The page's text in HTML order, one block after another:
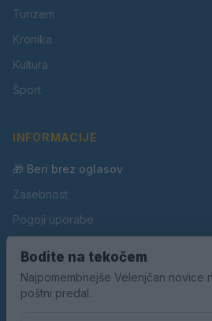
Turizem
Kronika
Kultura
Šport
INFORMACIJE
🎁 Beri brez oglasov
Zasebnost
Pogoji uporabe
Oglaševanje
Kontakt
Bodite na tekočem
Najpomembnejše Velenjčan novice
poštni predal.